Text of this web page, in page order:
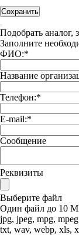
Сохранить
Подобрать аналог,
Заполните
ФИО:*
Название
Телефон:*
E-mail:*
Сообщение
Реквизиты
Выберите файл
Один файл до 10
jpg, jpeg, mpg,
txt, wav, webp, xls,